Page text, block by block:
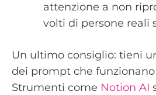
attenzione a non
volti di persone reali
Un ultimo consiglio: tieni
dei prompt che
Strumenti come Notion AI